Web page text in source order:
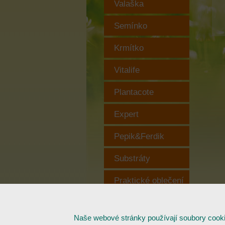
Valaška
Semínko
Krmítko
Vitalife
Plantacote
Expert
Pepik&Ferdik
Substráty
Praktické oblečení
Naše webové stránky používají soubory